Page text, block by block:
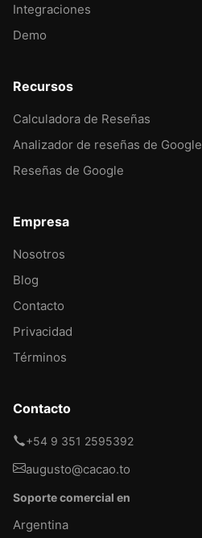
Integraciones
Demo
Recursos
Calculadora de Reseñas
Analizador de reseñas de Google
Reseñas de Google
Empresa
Nosotros
Blog
Contacto
Privacidad
Términos
Contacto
+54 9 351 2595392
augusto@cacao.to
Soporte comercial en
Argentina